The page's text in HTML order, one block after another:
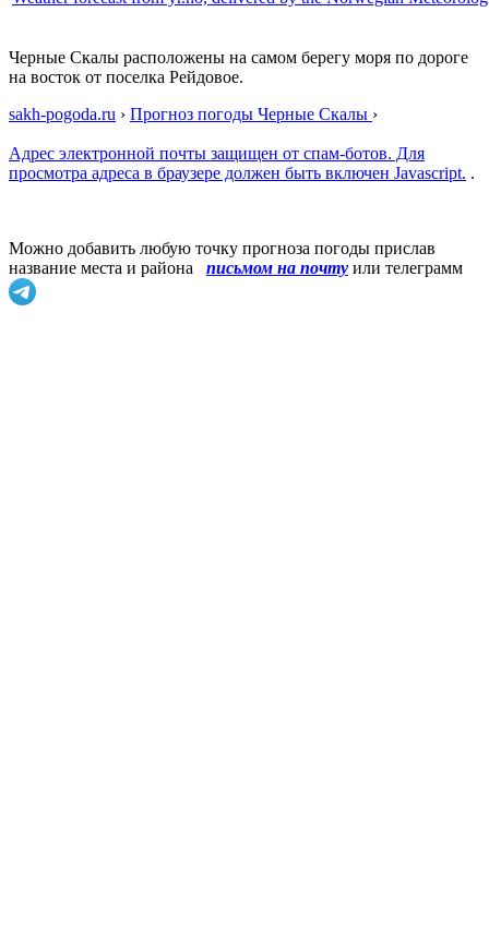
Черные Скалы расположены на самом берегу моря по дороге
на восток от поселка Рейдовое.
sakh-pogoda.ru › Прогноз погоды Черные Скалы ›
Адрес электронной почты защищен от спам-ботов. Для
просмотра адреса в браузере должен быть включен Javascript. .
Можно добавить любую точку прогноза погоды прислав
название места и района
письмом на почту или телеграмм